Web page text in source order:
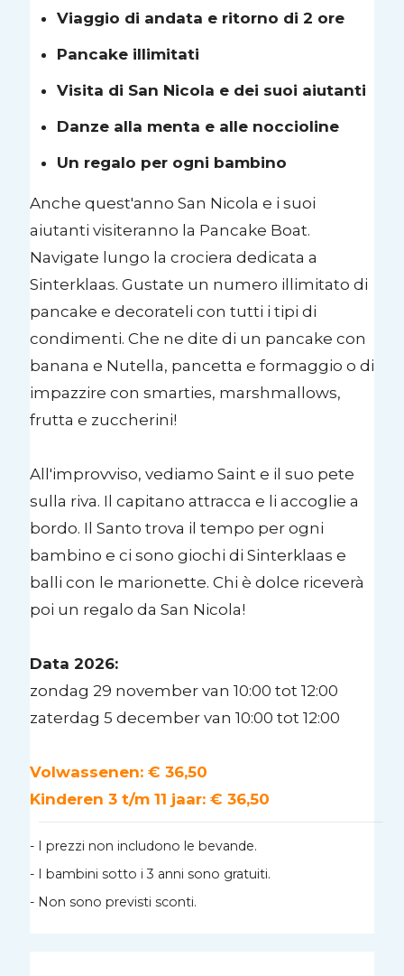
Viaggio di andata e ritorno di 2 ore
Pancake illimitati
Visita di San Nicola e dei suoi aiutanti
Danze alla menta e alle noccioline
Un regalo per ogni bambino
Anche quest'anno San Nicola e i suoi
aiutanti visiteranno la Pancake Boat.
Navigate lungo la crociera dedicata a
Sinterklaas. Gustate un numero illimitato di
pancake e decorateli con tutti i tipi di
condimenti. Che ne dite di un pancake con
banana e Nutella, pancetta e formaggio o di
impazzire con smarties, marshmallows,
frutta e zuccherini!
All'improvviso, vediamo Saint e il suo pete
sulla riva. Il capitano attracca e li accoglie a
bordo. Il Santo trova il tempo per ogni
bambino e ci sono giochi di Sinterklaas e
balli con le marionette. Chi è dolce riceverà
poi un regalo da San Nicola!
Data 2026:
zondag 29 november van 10:00 tot 12:00
zaterdag 5 december van 10:00 tot 12:00
Volwassenen: € 36,50
Kinderen 3 t/m 11 jaar: € 36,50
- I prezzi non includono le bevande.
- I bambini sotto i 3 anni sono gratuiti.
- Non sono previsti sconti.